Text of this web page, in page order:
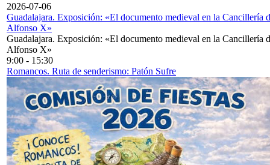
2026-07-06
Guadalajara. Exposición: «El documento medieval en la Cancillería
Alfonso X»
Guadalajara. Exposición: «El documento medieval en la Cancillería
Alfonso X»
9:00 - 15:30
Romancos. Ruta de senderismo: Patón Sufre